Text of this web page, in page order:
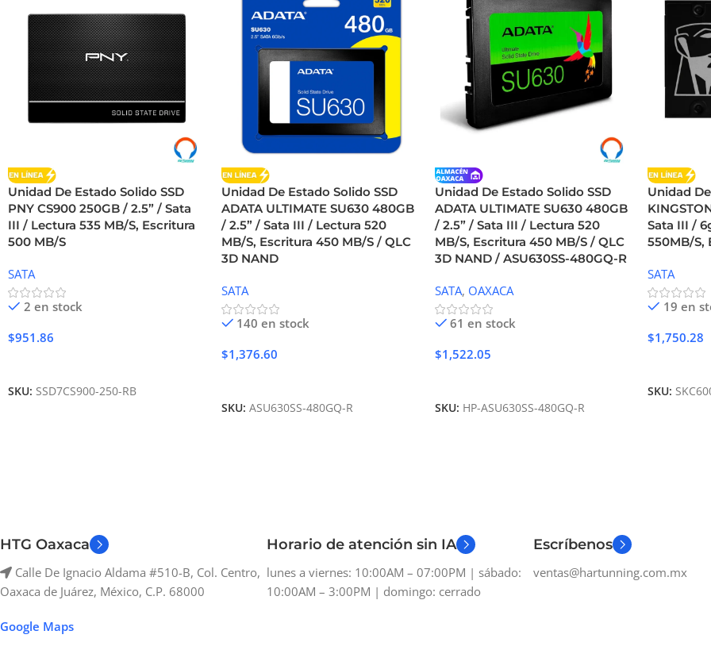
Unidad De Estado Solido SSD
PNY CS900 250GB / 2.5” / Sata
III / Lectura 535 MB/S, Escritura
500 MB/S
SATA
2 en stock
$951.86
SKU: SSD7CS900-250-RB
Unidad De Estado Solido SSD
ADATA ULTIMATE SU630 480GB
/ 2.5” / Sata III / Lectura 520
MB/S, Escritura 450 MB/S / QLC
3D NAND
SATA
140 en stock
$1,376.60
SKU: ASU630SS-480GQ-R
Unidad De Estado Solido SSD
ADATA ULTIMATE SU630 480GB
/ 2.5” / Sata III / Lectura 520
MB/S, Escritura 450 MB/S / QLC
3D NAND / ASU630SS-480GQ-R
SATA, OAXACA
61 en stock
$1,522.05
SKU: HP-ASU630SS-480GQ-R
Unidad
Sata III /
550MB/S,
SATA
19 en
$1,750.28
SKU:
HTG Oaxaca
Calle De Ignacio Aldama #510-B, Col. Centro,
Oaxaca de Juárez, México, C.P. 68000
Google Maps
Horario de atención sin IA
lunes a viernes: 10:00AM – 07:00PM | sábado:
10:00AM – 3:00PM | domingo: cerrado
Escríbenos
ventas@hartunning.com.mx